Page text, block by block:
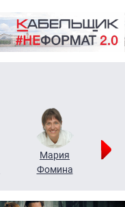
Мария
Фомина